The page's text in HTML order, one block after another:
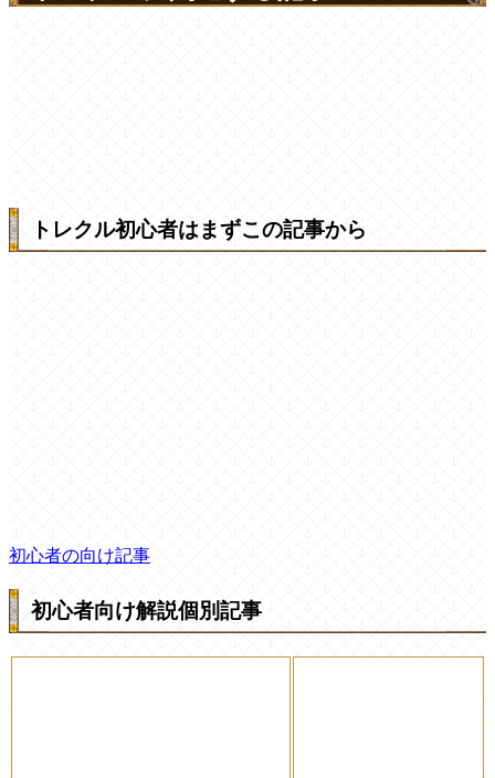
トレクル初心者はまずこの記事から
初心者の向け記事
初心者向け解説個別記事